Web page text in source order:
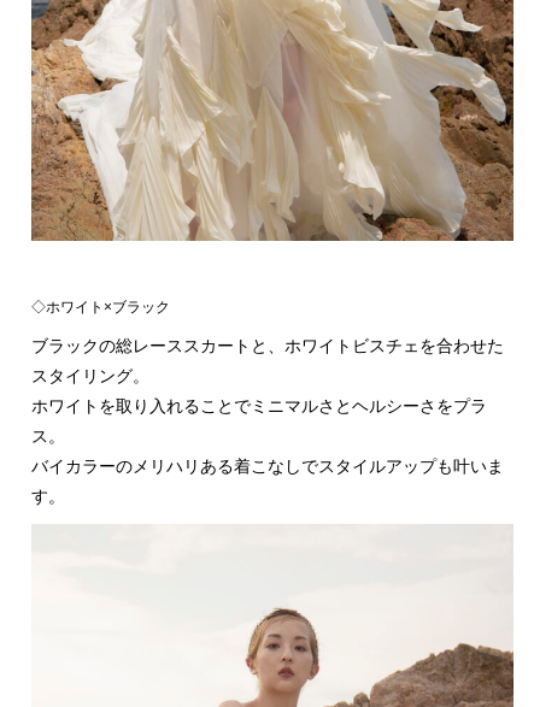
◇ホワイト×ブラック
ブラックの総レーススカートと、ホワイトビスチェを合わせた
スタイリング。
ホワイトを取り入れることでミニマルさとヘルシーさをプラ
ス。
バイカラーのメリハリある着こなしでスタイルアップも叶いま
す。